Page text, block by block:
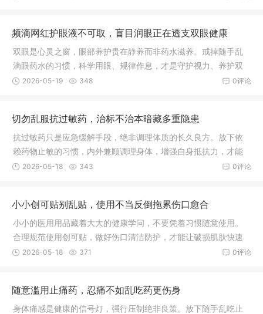
频滴网红护眼液不可取，盲目润眼正在透支双眼健康
双眼是心灵之窗，眼部养护贵在静养而非药水滋养。戒掉随手乱
滴眼药水的习惯，科学用眼、规律作息，才是守护视力、养护双
眼最稳妥长久的方式。
0评论
2026-05-19 348
切勿乱服抗过敏药，治标不治本暗藏多重隐患
抗过敏药只是应急缓解手段，绝非调理体质的长久良方。放下依
赖药物止敏的习惯，内外兼顾调理身体，增强自身抵抗力，才能
从根本上减少过敏发作，安稳守护身体健康。
0评论
2026-05-18 343
小小创可贴别乱贴，使用不当反倒拖累伤口愈合
小小的医用用品藏着大大的健康学问，不要凭着习惯随意使用。
合理规范使用创可贴，做好伤口清洁防护，才能让破损肌肤快速
愈合，远离皮肤感染困扰。
0评论
2026-05-18 371
随意滥用止痛药，忍痛不如乱吃药更伤身
身体痛感是健康的信号灯，强行压制绝非良策。放下随手乱吃止